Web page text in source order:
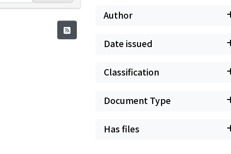
Author
Date issued
Classification
Document Type
Has files